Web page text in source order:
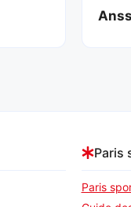
Paris
Paris